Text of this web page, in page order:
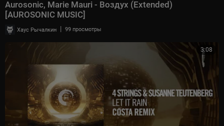
Aurosonic, Marie Mauri - Воздух (Extended)
[AUROSONIC MUSIC]
Хаус Рычалкин | 99 просмотры
3:08